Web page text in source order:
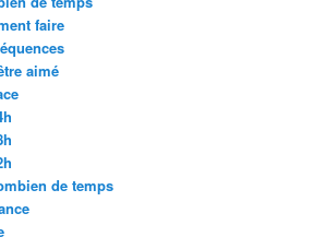
faire
aimé
de temps